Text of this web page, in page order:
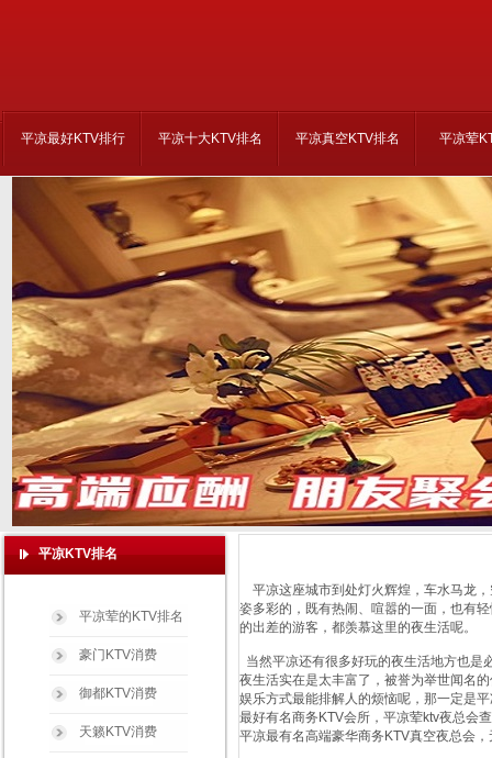
平凉最好KTV排行 平凉十大KTV排名 平凉真空KTV排名 平凉荤
平凉这座城市到处灯火辉煌，车水马龙
姿多彩的，既有热闹、喧嚣的一面，也有
的出差的游客，都羡慕这里的夜生活呢。
当然平凉还有很多好玩的夜生活地方也是
夜生活实在是太丰富了，被誉为举世闻名
娱乐方式最能排解人的烦恼呢，那一定是
最好有名商务KTV会所，平凉荤ktv夜总会
平凉最有名高端豪华商务KTV真空夜总会
平凉KTV排名
平凉荤的KTV排名
豪门KTV消费
御都KTV消费
天籁KTV消费